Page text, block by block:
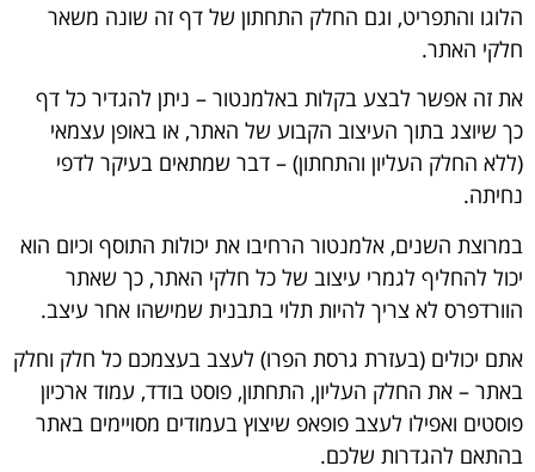
הלוגו והתפריט, וגם החלק התחתון של דף זה שונה משאר
חלקי האתר.
את זה אפשר לבצע בקלות באלמנטור – ניתן להגדיר כל דף
כך שיוצג בתוך העיצוב הקבוע של האתר, או באופן עצמאי
(ללא החלק העליון והתחתון) – דבר שמתאים בעיקר לדפי
נחיתה.
במרוצת השנים, אלמנטור הרחיבו את יכולות התוסף וכיום הוא
יכול להחליף לגמרי עיצוב של כל חלקי האתר, כך שאתר
הוורדפרס לא צריך להיות תלוי בתבנית שמישהו אחר עיצב.
אתם יכולים (בעזרת גרסת הפרו) לעצב בעצמכם כל חלק וחלק
באתר – את החלק העליון, התחתון, פוסט בודד, עמוד ארכיון
פוסטים ואפילו לעצב פופאפ שיצוץ בעמודים מסויימים באתר
בהתאם להגדרות שלכם.